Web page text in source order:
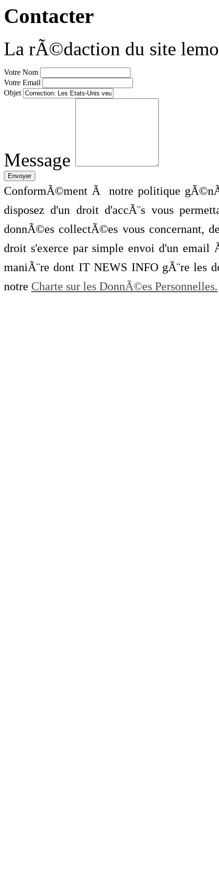
Contacter
La rÃ©daction du site
Votre Nom
Votre Email
Objet
Message
ConformÃ©ment Ã notre politique
disposez d'un droit d'accÃ¨s vous
donnÃ©es collectÃ©es vous concernant,
droit s'exerce par simple envoi d'un
maniÃ¨re dont IT NEWS INFO gÃ¨re les
notre Charte sur les DonnÃ©es Personnelles.